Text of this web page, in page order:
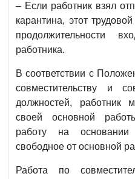
– Если работник взял
карантина, этот
продолжительности
работника.
В соответствии с
совместительству и
должностей, работник
своей основной
работу на
свободное от основной
Работа по